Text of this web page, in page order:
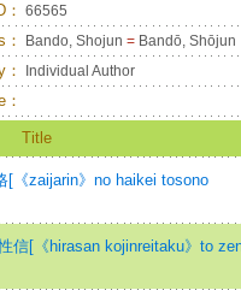
： 66565
Bando, Shojun =Bandō, Shōjun
Individual Author
Title
[《zaijarin》no haikei tosono
信[《hirasan kojinreitaku》to